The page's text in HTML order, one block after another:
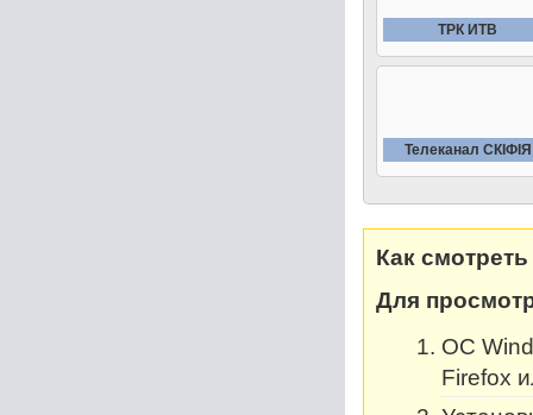
ТРК ИТВ
Телеканал СКIФIЯ
Как
Для
OC
Firefox